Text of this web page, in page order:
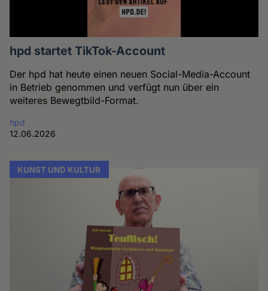
hpd startet TikTok-Account
Der hpd hat heute einen neuen Social-Media-Account
in Betrieb genommen und verfügt nun über ein
weiteres Bewegtbild-Format.
hpd
12.06.2026
KUNST UND KULTUR